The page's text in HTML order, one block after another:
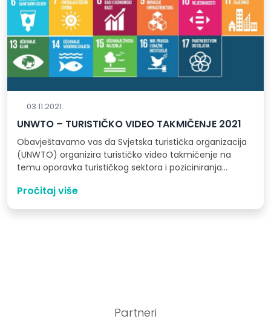
03.11.2021.
UNWTO – TURISTIČKO VIDEO TAKMIČENJE 2021
Obavještavamo vas da Svjetska turistička organizacija
(UNWTO) organizira turističko video takmičenje na
temu oporavka turističkog sektora i poziciniranja
Pročitaj više
Partneri